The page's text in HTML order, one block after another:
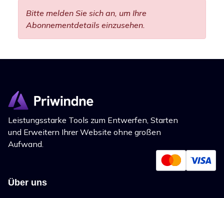
Bitte melden Sie sich an, um Ihre
Abonnementdetails einzusehen.
Leistungsstarke Tools zum Entwerfen, Starten
und Erweitern Ihrer Website ohne großen
Aufwand.
Über uns